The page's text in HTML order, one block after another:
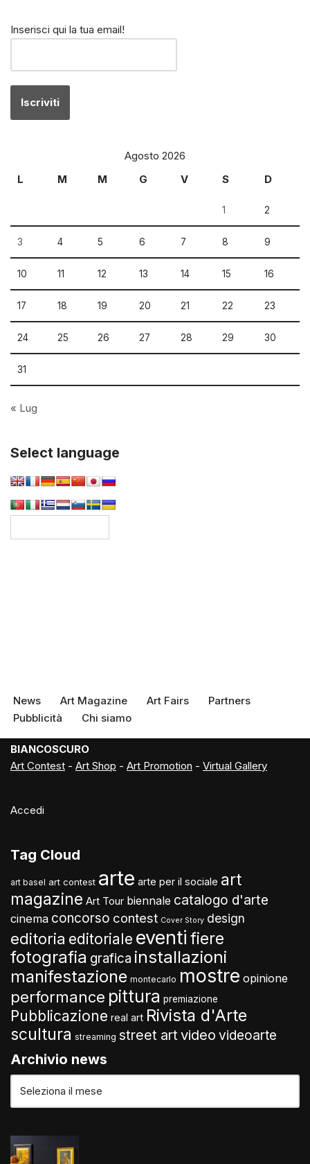
Inserisci qui la tua email!
Agosto 2026
L
M M G V S D
1 2
3 4 5 6 7 8 9
10 11 12 13 14 15 16
17 18 19 20 21 22 23
24 25 26 27 28 29 30
31
« Lug
Select language
News Art Magazine Art Fairs
Partners
Pubblicità
Chi siamo
BIANCOSCURO
Art Contest - Art Shop - Art Promotion - Virtual Gallery
Accedi
Tag Cloud
art basel art contest arte arte per il sociale art
magazine Art Tour biennale catalogo d'arte
cinema concorso contest Cover Story design
editoria editoriale eventi fiere
fotografia grafica installazioni
manifestazione montecarlo mostre opinione
performance pittura premiazione
Pubblicazione real art Rivista d'Arte
scultura streaming street art video videoarte
Archivio news